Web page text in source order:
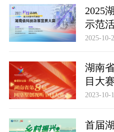
2025
示范
2025-10-
湖南
目大赛
2023-10-
首届